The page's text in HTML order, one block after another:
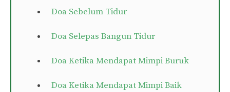
Doa Sebelum Tidur
Doa Selepas Bangun Tidur
Doa Ketika Mendapat Mimpi Buruk
Doa Ketika Mendapat Mimpi Baik